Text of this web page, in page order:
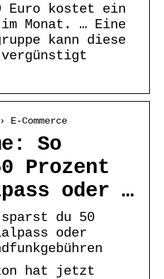
Euro kostet ein
im Monat. … Eine
kann diese
Commerce
So
Prozent
oder …
sparst du 50
oder
hat jetzt